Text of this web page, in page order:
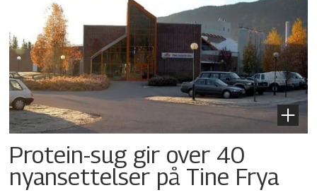
Protein-sug gir over 40
nyansettelser på Tine Frya